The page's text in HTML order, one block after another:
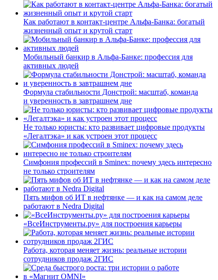
Как работают в контакт-центре Альфа-Банка: богатый
жизненный опыт и крутой старт
Мобильный банкир в Альфа-Банке: профессия для
активных людей
Формула стабильности Донстрой: масштаб, команда
и уверенность в завтрашнем дне
Не только юристы: кто развивает цифровые продукты
«Легалтэка» и как устроен этот процесс
Симфония профессий в Sminex: почему здесь интересно
не только строителям
Пять мифов об ИТ в нефтянке — и как на самом деле
работают в Nedra Digital
«ВсеИнструменты.ру» для построения карьеры
Работа, которая меняет жизнь: реальные истории
сотрудников продаж 2ГИС